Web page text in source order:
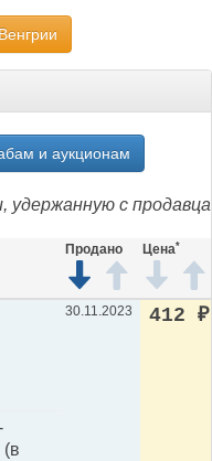
и аукционам
удержанную с продавца
Продано Цена*
(в
30.11.2023 412 ₽